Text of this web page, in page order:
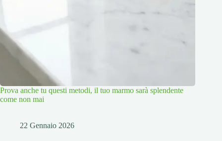
Prova anche tu questi metodi, il tuo marmo sarà splendente
come non mai
22 Gennaio 2026